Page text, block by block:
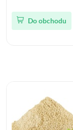
Do obchodu